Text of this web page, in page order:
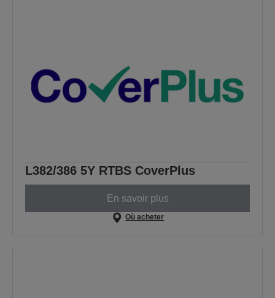
L382/386 5Y RTBS CoverPlus
En savoir plus
Où acheter